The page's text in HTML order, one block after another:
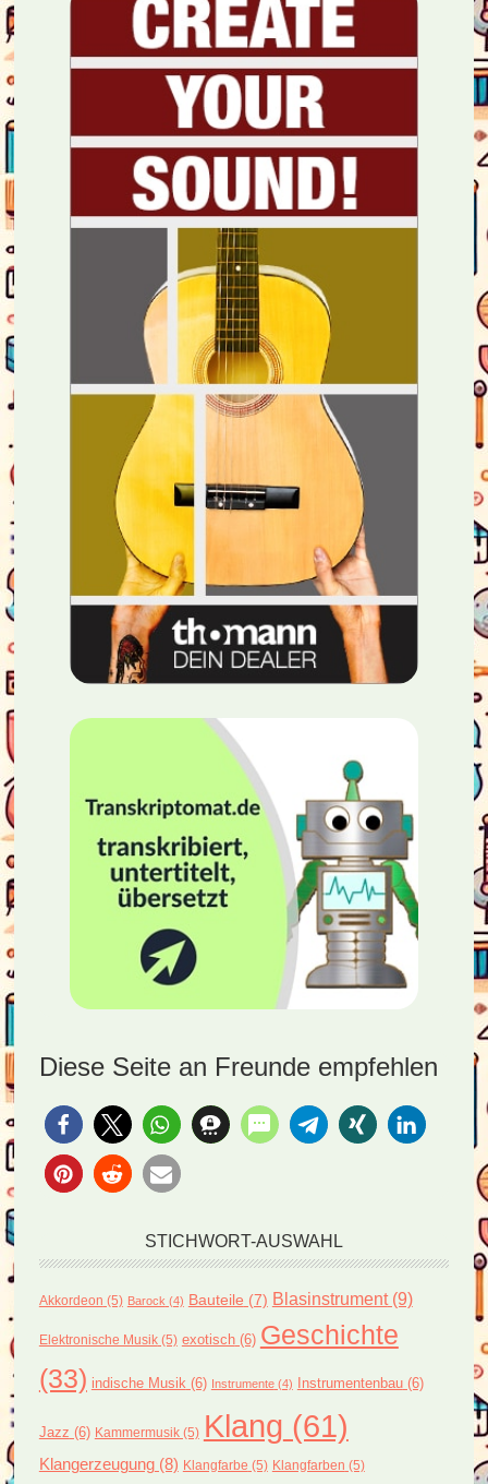
Diese Seite an Freunde empfehlen
STICHWORT-AUSWAHL
Akkordeon (5) Barock (4) Bauteile (7) Blasinstrument(9)
Elektronische Musik(5) exotisch(6) Geschichte
(33) indische Musik (6) Instrumente(4) Instrumentenbau(6)
Jazz (6) Kammermusik(5) Klang (61)
Klangerzeugung(8) Klangfarbe (5) Klangfarben (5)